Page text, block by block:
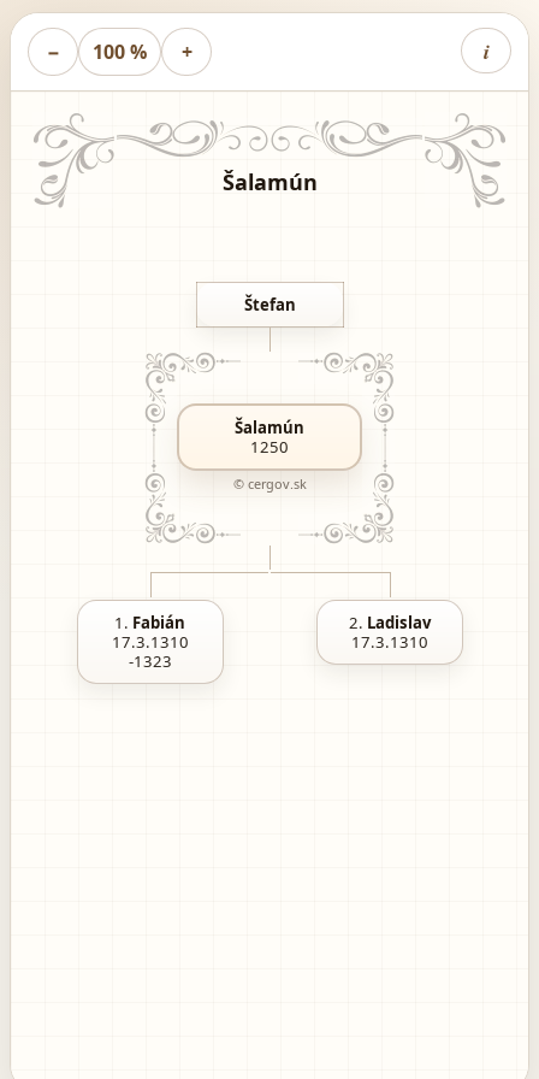
− 100 % + i
Šalamún
Štefan
Šalamún
1250
© cergov.sk
1. Fabián
17.3.1310
-1323
2. Ladislav
17.3.1310